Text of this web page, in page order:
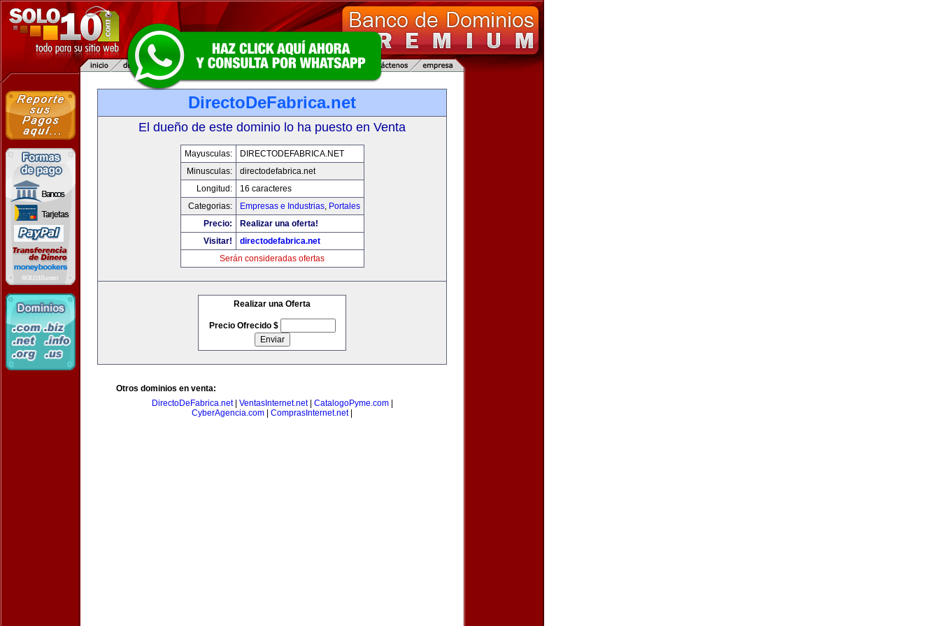
DirectoDeFabrica.net
El dueño de este dominio lo ha puesto en Venta
Mayusculas:
DIRECTODEFABRICA.NET
Minusculas:
directodefabrica.net
Longitud:
16 caracteres
Categorias:
Empresas e Industrias, Portales
Precio:
Realizar una oferta!
Visitar!
directodefabrica.net
Serán consideradas ofertas
Realizar una Oferta
Precio Ofrecido $
Otros dominios en venta:
DirectoDeFabrica.net| VentasInternet.net| CatalogoPyme.com|
CyberAgencia.com
ComprasInternet.net|